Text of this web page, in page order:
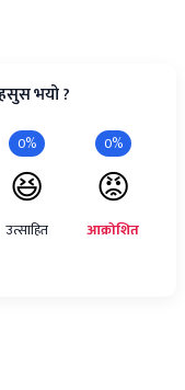
भयो ?
0%
😆
उत्साहित
0%
😡
आक्रोशित